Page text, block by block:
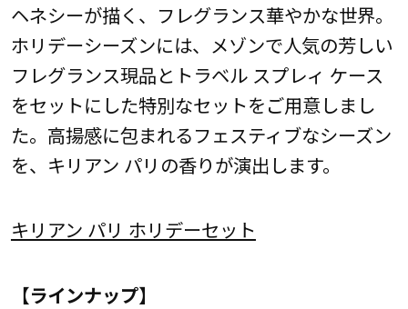
ヘネシーが描く、フレグランス華やかな世界。
ホリデーシーズンには、メゾンで人気の芳しい
フレグランス現品とトラベル スプレィ ケース
をセットにした特別なセットをご用意しまし
た。高揚感に包まれるフェスティブなシーズン
を、キリアン パリの香りが演出します。
キリアン パリ ホリデーセット
【ラインナップ】